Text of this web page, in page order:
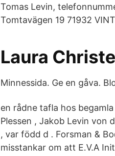
Tomas Levin,
Tomtavägen 19 71932
Laura
Minnessida. Ge en gåva.
en rådne tafla hos
Plessen , Jakob Levin von
, var född d . Forsman &
misstankar om att E.V.A